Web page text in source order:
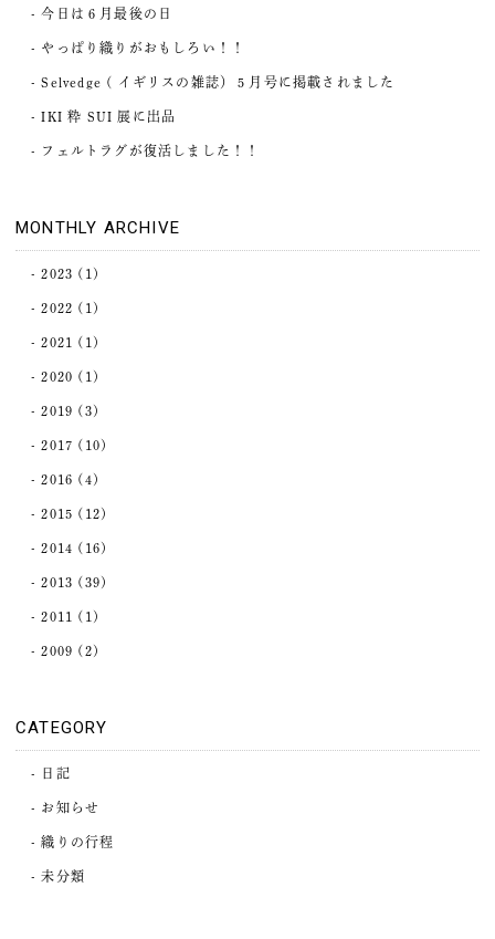
今日は６月最後の日
やっぱり織りがおもしろい！！
Selvedge ( イギリスの雑誌）５月号に掲載されました
IKI 粋 SUI 展に出品
フェルトラグが復活しました！！
MONTHLY ARCHIVE
2023 (1)
2022 (1)
2021 (1)
2020 (1)
2019 (3)
2017 (10)
2016 (4)
2015 (12)
2014 (16)
2013 (39)
2011 (1)
2009 (2)
CATEGORY
日記
お知らせ
織りの行程
未分類